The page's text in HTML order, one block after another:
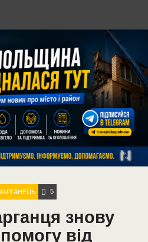
5
знову
від